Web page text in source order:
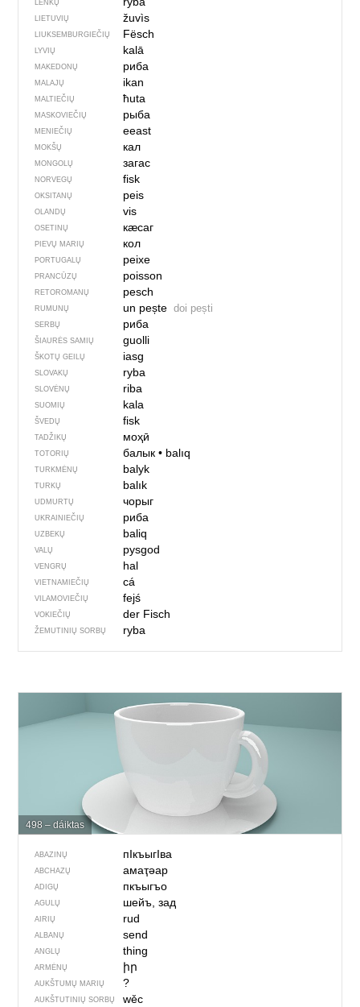
LENKŲ
LIETUVIŲ žuvìs
LIUKSEMBURGIEČIŲ Fësch
LYVIŲ kalā
MAKEDONŲ риба
MALAJŲ ikan
MALTIEČIŲ ħuta
MASKOVIEČIŲ рыба
MENIEČIŲ eeast
MOKŠŲ кал
MONGOLŲ загас
NORVEGŲ fisk
OKSITANŲ peis
OLANDŲ vis
OSETINŲ кӕсаг
PIEVŲ MARIŲ кол
PORTUGALŲ peixe
PRANCŪZŲ poisson
RETOROMANŲ pesch
RUMUNŲ un pește doi pești
SERBŲ риба
ŠIAURĖS SAMIŲ guolli
ŠKOTŲ GEILŲ iasg
SLOVAKŲ ryba
SLOVĖNŲ riba
SUOMIŲ kala
ŠVEDŲ fisk
TADŽIKŲ моҳӣ
TOTORIŲ балык• balıq
TURKMĖNŲ balyk
TURKŲ balık
UDMURTŲ чорыг
UKRAINIEČIŲ риба
UZBEKŲ baliq
VALŲ pysgod
VENGRŲ hal
VIETNAMIEČIŲ cá
VILAMOVIEČIŲ fejś
VOKIEČIŲ der Fisch
ŽEMUTINIŲ SORBŲ ryba
498 – dáiktas
ABAZINŲ пIкъыгIва
ABCHAZŲ амаҭәар
ADIGŲ пкъыгъо
AGULŲ шейъ, зад
AIRIŲ rud
ALBANŲ send
ANGLŲ thing
ARMĖNŲ իր
AUKŠTUMŲ MARIŲ ?
AUKŠTUTINIŲ SORBŲ wěc